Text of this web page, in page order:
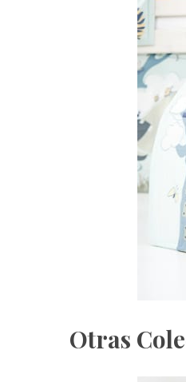
Otras